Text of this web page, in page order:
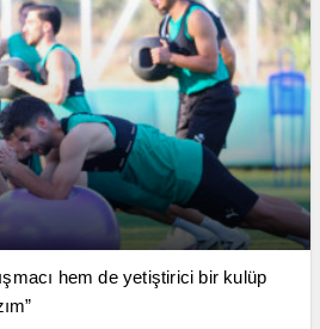
hem de yetiştirici bir kulüp